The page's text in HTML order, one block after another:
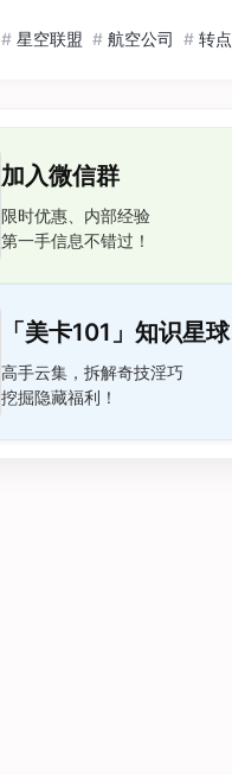
# 星空联盟 # 航空公司 # 转点
加入微信群
限时优惠、内部经验
第一手信息不错过！
「美卡101」知识星球
高手云集，拆解奇技淫巧
挖掘隐藏福利！